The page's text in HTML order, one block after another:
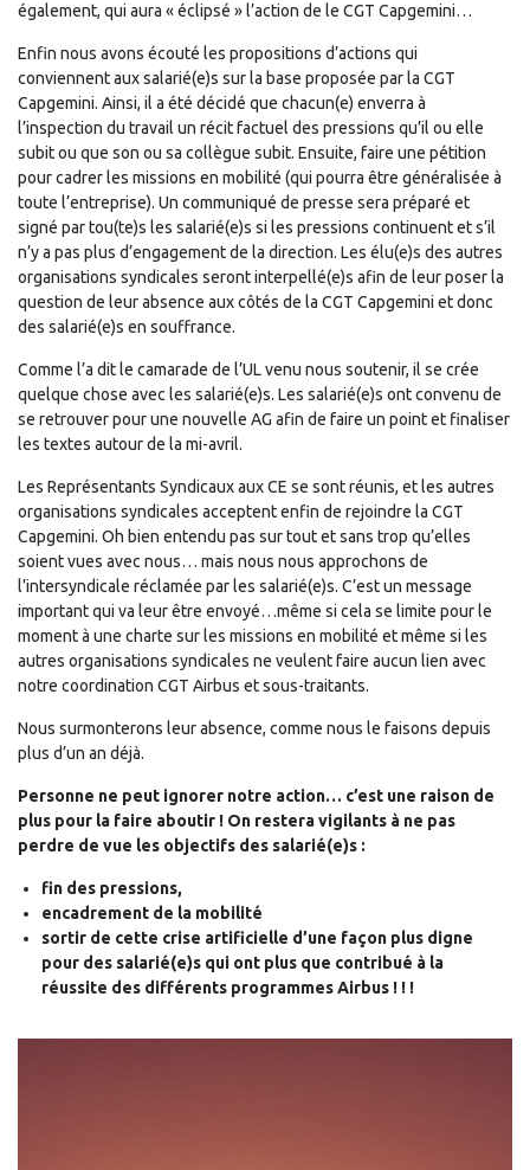
également, qui aura « éclipsé » l’action de le CGT Capgemini…
Enfin nous avons écouté les propositions d’actions qui
conviennent aux salarié(e)s sur la base proposée par la CGT
Capgemini. Ainsi, il a été décidé que chacun(e) enverra à
l’inspection du travail un récit factuel des pressions qu’il ou elle
subit ou que son ou sa collègue subit. Ensuite, faire une pétition
pour cadrer les missions en mobilité (qui pourra être généralisée à
toute l’entreprise). Un communiqué de presse sera préparé et
signé par tou(te)s les salarié(e)s si les pressions continuent et s’il
n’y a pas plus d’engagement de la direction. Les élu(e)s des autres
organisations syndicales seront interpellé(e)s afin de leur poser la
question de leur absence aux côtés de la CGT Capgemini et donc
des salarié(e)s en souffrance.
Comme l’a dit le camarade de l’UL venu nous soutenir, il se crée
quelque chose avec les salarié(e)s. Les salarié(e)s ont convenu de
se retrouver pour une nouvelle AG afin de faire un point et finaliser
les textes autour de la mi-avril.
Les Représentants Syndicaux aux CE se sont réunis, et les autres
organisations syndicales acceptent enfin de rejoindre la CGT
Capgemini. Oh bien entendu pas sur tout et sans trop qu’elles
soient vues avec nous… mais nous nous approchons de
l’intersyndicale réclamée par les salarié(e)s. C’est un message
important qui va leur être envoyé…même si cela se limite pour le
moment à une charte sur les missions en mobilité et même si les
autres organisations syndicales ne veulent faire aucun lien avec
notre coordination CGT Airbus et sous-traitants.
Nous surmonterons leur absence, comme nous le faisons depuis
plus d’un an déjà.
Personne ne peut ignorer notre action… c’est une raison de
plus pour la faire aboutir ! On restera vigilants à ne pas
perdre de vue les objectifs des salarié(e)s :
fin des pressions,
encadrement de la mobilité
sortir de cette crise artificielle d’une façon plus digne
pour des salarié(e)s qui ont plus que contribué à la
réussite des différents programmes Airbus ! ! !